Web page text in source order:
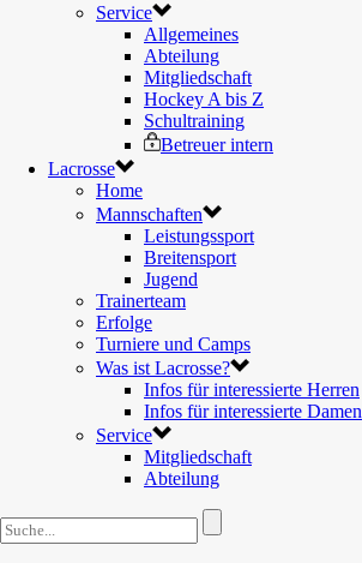
Service
Allgemeines
Abteilung
Mitgliedschaft
Hockey A bis Z
Schultraining
Betreuer intern
Lacrosse
Home
Mannschaften
Leistungssport
Breitensport
Jugend
Trainerteam
Erfolge
Turniere und Camps
Was ist Lacrosse?
Infos für interessierte Herren
Infos für interessierte Damen
Service
Mitgliedschaft
Abteilung